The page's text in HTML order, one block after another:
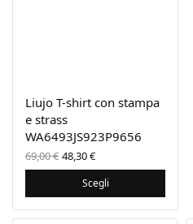
Liujo T-shirt con stampa
e strass
WA6493JS923P9656
69,00€ Il prezzo
originale
era:
69,00 €.
48,30€Il
prezzo
attuale
è:
48,30 €.
Scegli